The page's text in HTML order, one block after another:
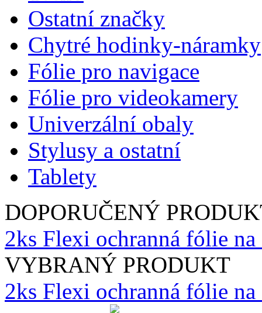
Ostatní značky
Chytré hodinky-náramky
Fólie pro navigace
Fólie pro videokamery
Univerzální obaly
Stylusy a ostatní
Tablety
DOPORUČENÝ
2ks Flexi ochranná fólie
VYBRANÝ PRODUKT
2ks Flexi ochranná fólie